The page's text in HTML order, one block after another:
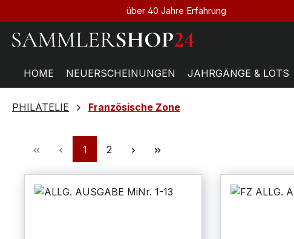
über 40 Jahre Erfahrung
HOME NEUERSCHEINUNGEN JAHRGÄNGE & LOTS
PHILATELIE Französische Zone
1 2